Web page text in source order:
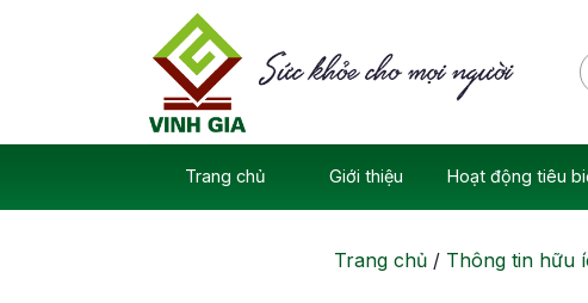
Trang chủ Giới thiệu Hoạt động tiêu
Trang chủ / Thông tin hữu